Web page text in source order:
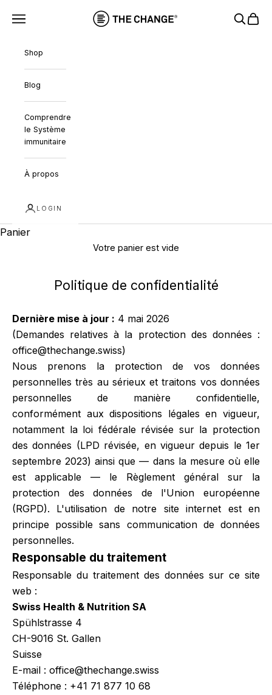
THE CHANGE
Menu
Shop
Blog
Comprendre
le Système
immunitaire
À propos
LOGIN
Panier
Votre panier est vide
Politique de confidentialité
Dernière mise à jour : 4 mai 2026
(Demandes relatives à la protection des données :
office@thechange.swiss)
Nous prenons la protection de vos données
personnelles très au sérieux et traitons vos données
personnelles de manière confidentielle,
conformément aux dispositions légales en vigueur,
notamment la loi fédérale révisée sur la protection
des données (LPD révisée, en vigueur depuis le 1er
septembre 2023) ainsi que — dans la mesure où elle
est applicable — le Règlement général sur la
protection des données de l'Union européenne
(RGPD). L'utilisation de notre site internet est en
principe possible sans communication de données
personnelles.
Responsable du traitement
Responsable du traitement des données sur ce site
web :
Swiss Health & Nutrition SA
Spühlstrasse 4
CH-9016 St. Gallen
Suisse
E-mail : office@thechange.swiss
Téléphone : +41 71 877 10 68